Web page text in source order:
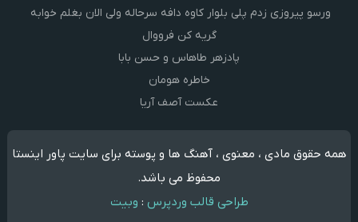
ورسو پیروزی زدم پلی بلوار کاوه دافه سرحاله ولی الان بغلم خوابه ‌
گریه کن فرووال
پادزهر طاهاس و حسن بابا
خاطره هومان
عکست آصف آریا
همه حقوق مادی ، معنوی ، آهنگ ها و پوسته برای سایت پاور اینستا
محفوظ می باشد.
طراحی قالب وردپرس : وبیت